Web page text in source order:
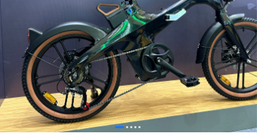
Actualités et cas de coopération
Bases et processus de fabrication
Soutien